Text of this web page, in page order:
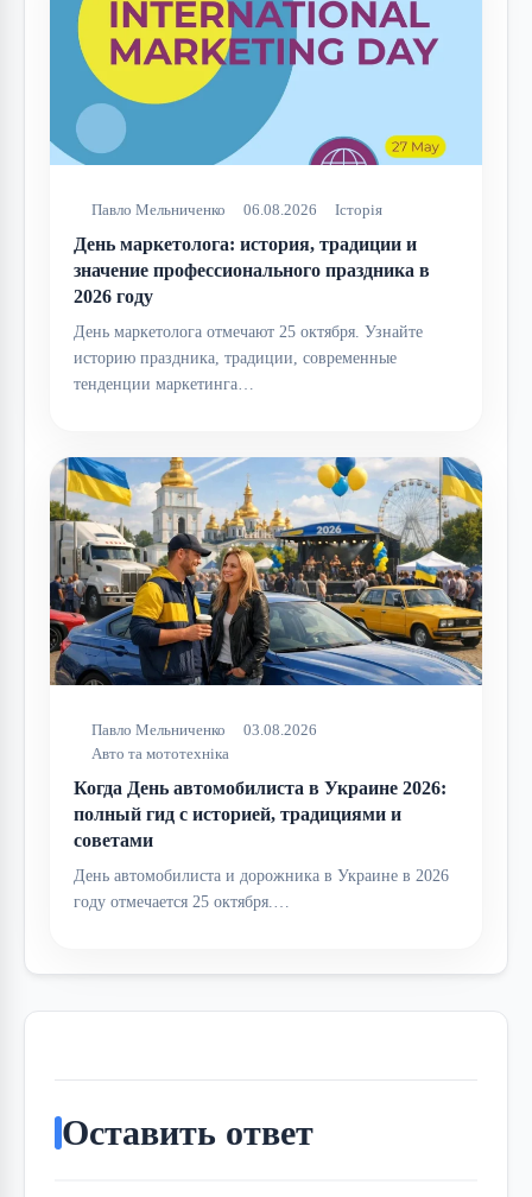
Павло Мельниченко 06.08.2026 Історія
День маркетолога: история, традиции и
значение профессионального праздника в
2026 году
День маркетолога отмечают 25 октября. Узнайте
историю праздника, традиции, современные
тенденции маркетинга…
Павло Мельниченко
03.08.2026
Авто та мототехніка
Когда День автомобилиста в Украине 2026:
полный гид с историей, традициями и
советами
День автомобилиста и дорожника в Украине в 2026
году отмечается 25 октября.…
Оставить ответ